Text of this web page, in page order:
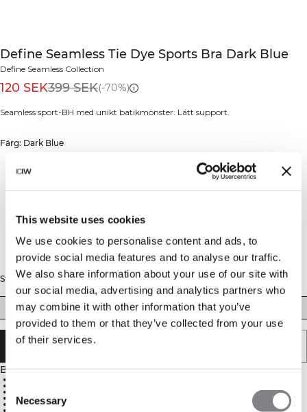
This website uses cookies
We use cookies to personalise content and ads, to
provide social media features and to analyse our traffic.
We also share information about your use of our site with
our social media, advertising and analytics partners who
may combine it with other information that you’ve
provided to them or that they’ve collected from your use
of their services.
Consent
Selection
Necessary
Define Seamless Tie Dye Sports Bra Dark Blue
Define Seamless Collection
120 SEK399 SEK(-70%)
Seamless sport-BH med unikt batikmönster. Lätt support.
Färg: Dark Blue
Storlek
XS S M L XL
SLUTSÅLD - MEDDELA MIG
Beskrivning
Stretchigt material
Snygg crossback-design